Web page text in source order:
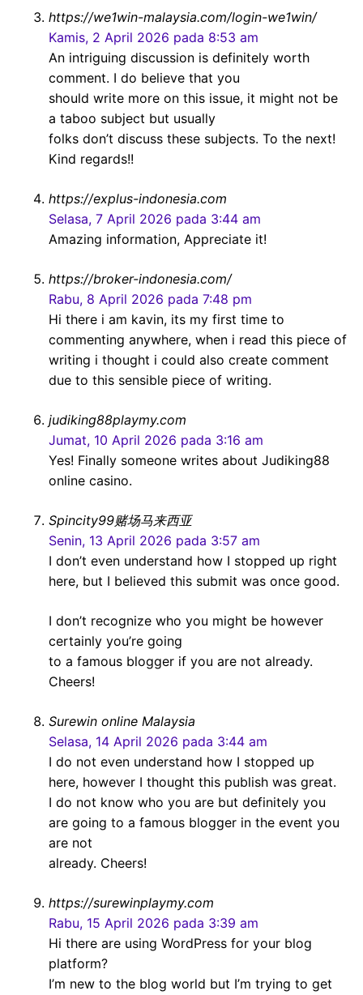
https://we1win-malaysia.com/login-we1win/
Kamis, 2 April 2026 pada 8:53 am
An intriguing discussion is definitely worth
comment. I do believe that you
should write more on this issue, it might not be
a taboo subject but usually
folks don’t discuss these subjects. To the next!
Kind regards!!
https://explus-indonesia.com
Selasa, 7 April 2026 pada 3:44 am
Amazing information, Appreciate it!
https://broker-indonesia.com/
Rabu, 8 April 2026 pada 7:48 pm
Hi there i am kavin, its my first time to
commenting anywhere, when i read this piece of
writing i thought i could also create comment
due to this sensible piece of writing.
judiking88playmy.com
Jumat, 10 April 2026 pada 3:16 am
Yes! Finally someone writes about Judiking88
online casino.
Spincity99赌场马来西亚
Senin, 13 April 2026 pada 3:57 am
I don’t even understand how I stopped up right
here, but I believed this submit was once good.
I don’t recognize who you might be however
certainly you’re going
to a famous blogger if you are not already.
Cheers!
Surewin online Malaysia
Selasa, 14 April 2026 pada 3:44 am
I do not even understand how I stopped up
here, however I thought this publish was great.
I do not know who you are but definitely you
are going to a famous blogger in the event you
are not
already. Cheers!
https://surewinplaymy.com
Rabu, 15 April 2026 pada 3:39 am
Hi there are using WordPress for your blog
platform?
I’m new to the blog world but I’m trying to get